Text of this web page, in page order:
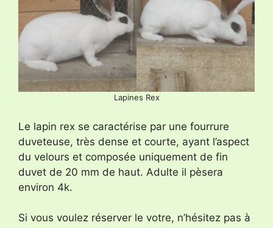
Lapines Rex
Le lapin rex se caractérise par une fourrure
duveteuse, très dense et courte, ayant l’aspect
du velours et composée uniquement de fin
duvet de 20 mm de haut. Adulte il pèsera
environ 4k.
Si vous voulez réserver le votre, n’hésitez pas à